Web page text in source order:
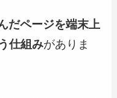
だページを端末上
仕組みがありま